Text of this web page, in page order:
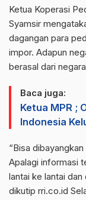
Ketua Koperasi
Syamsir
dagangan para
impor. Adapun
berasal dari
Baca juga:
Ketua MPR ;
Indonesia
“Bisa
Apalagi informasi
lantai ke lantai
dikutip rri.co.id